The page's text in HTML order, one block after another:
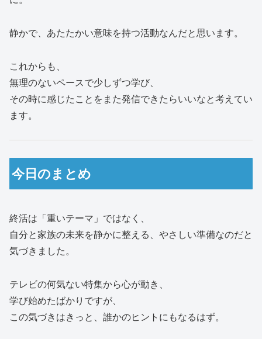
静かで、あたたかい意味を持つ活動なんだと思います。
これからも、
無理のないペースで少しずつ学び、
その時に感じたことをまた発信できたらいいなと考えてい
ます。
今日のまとめ
終活は「重いテーマ」ではなく、
自分と家族の未来を静かに整える、やさしい準備なのだと
気づきました。
テレビの何気ない特集から心が動き、
学び始めたばかりですが、
この気づきはきっと、誰かのヒントにもなるはず。